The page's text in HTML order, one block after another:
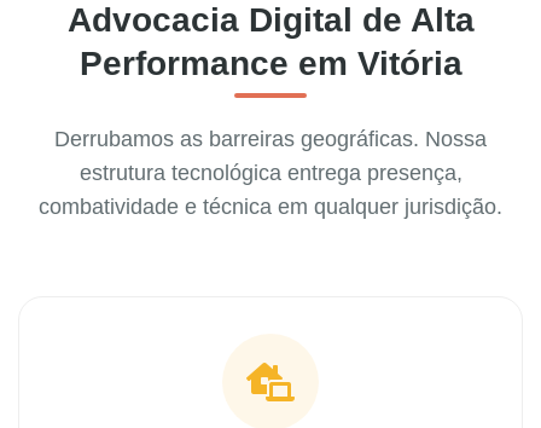
Advocacia Digital de Alta
Performance em Vitória
Derrubamos as barreiras geográficas. Nossa
estrutura tecnológica entrega presença,
combatividade e técnica em qualquer jurisdição.